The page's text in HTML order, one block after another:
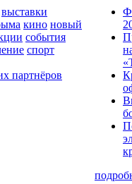
выставки
кино новый
события
спорт
партнёров